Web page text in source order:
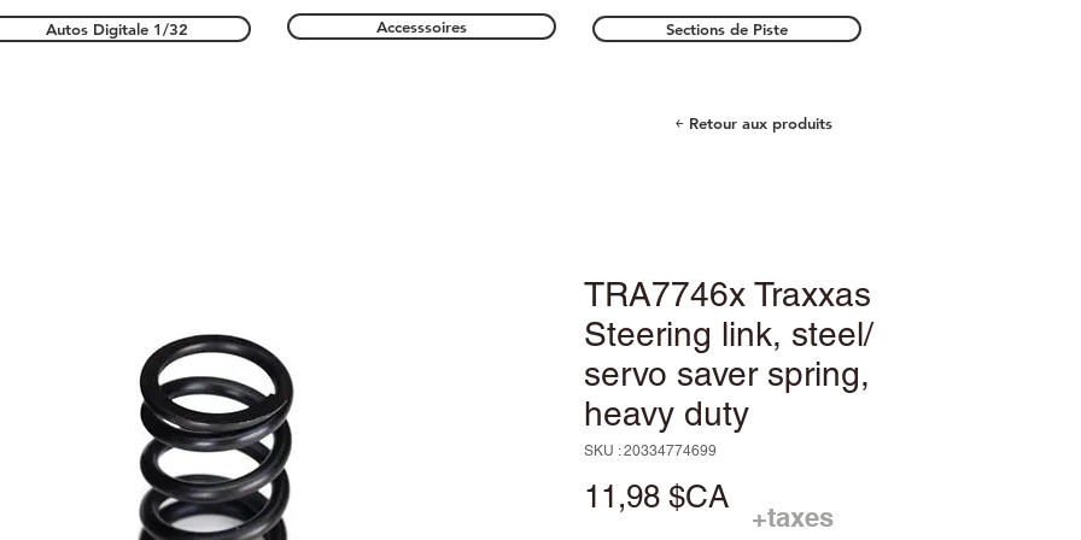
Autos Digitale 1/32 Accesssoires Sections de Piste
TRA7746x Traxxas
Steering link, steel/
servo saver spring,
heavy duty
SKU : 20334774699
11,98 $CAPrix
+taxes
￩ Retour aux produits